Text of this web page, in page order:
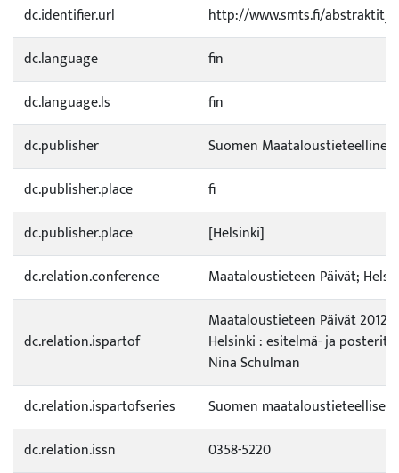
dc.identifier.url
http://www.smts.fi/
dc.language
fin
dc.language.ls
fin
dc.publisher
Suomen Maataloustieteellinen
dc.publisher.place
fi
dc.publisher.place
[Helsinki]
dc.relation.conference
Maataloustieteen Päivät;
dc.relation.ispartof
Maataloustieteen Päivät 2012,
Helsinki : esitelmä- ja
Nina Schulman
dc.relation.ispartofseries
Suomen
dc.relation.issn
0358-5220